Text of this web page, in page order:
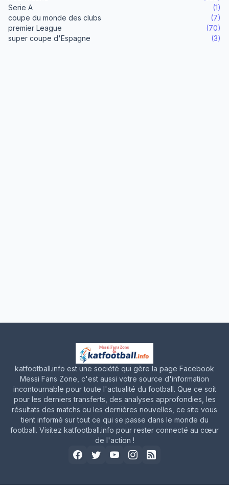
Serie A
(1)
coupe du monde des clubs
(7)
premier League
(70)
super coupe d'Espagne
(3)
katfootball.info est une société qui gère la page Facebook
Messi Fans Zone, c'est aussi votre source d'information
incontournable pour toute l'actualité du football. Que ce soit
pour les derniers transferts, des analyses approfondies, les
résultats des matchs ou les dernières nouvelles, ce site vous
tient informé sur tout ce qui se passe dans le monde du
football. Visitez katfootball.info pour rester connecté au cœur
de l'action !